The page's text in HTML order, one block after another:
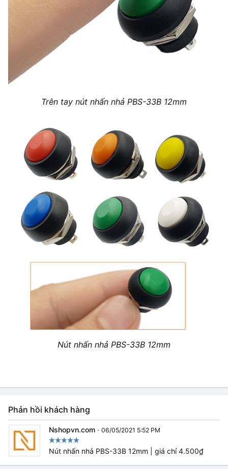
Trên tay nút nhấn nhả PBS-33B 12mm
Nút nhấn nhả PBS-33B 12mm
Phản hồi khách hàng
Nshopvn.com · 06/05/2021 5:52 PM
Nút nhấn nhả PBS-33B 12mm | giá chỉ 4.500₫